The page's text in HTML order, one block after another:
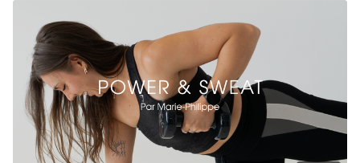
- Standing side abs
- OH sit ups
- Russian twists
- Single leg V ups